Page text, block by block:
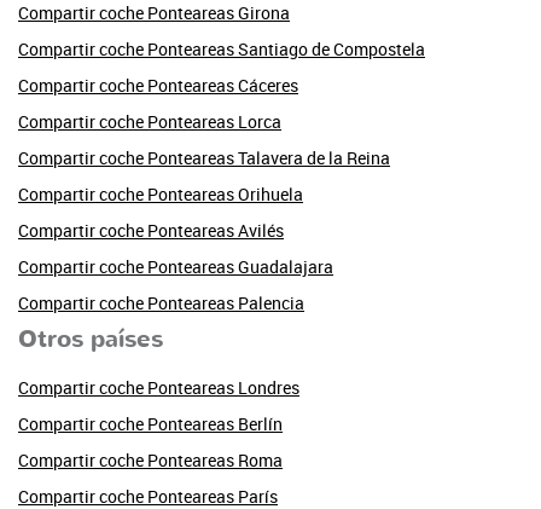
Compartir coche Ponteareas Girona
Compartir coche Ponteareas Santiago de Compostela
Compartir coche Ponteareas Cáceres
Compartir coche Ponteareas Lorca
Compartir coche Ponteareas Talavera de la Reina
Compartir coche Ponteareas Orihuela
Compartir coche Ponteareas Avilés
Compartir coche Ponteareas Guadalajara
Compartir coche Ponteareas Palencia
Otros países
Compartir coche Ponteareas Londres
Compartir coche Ponteareas Berlín
Compartir coche Ponteareas Roma
Compartir coche Ponteareas París